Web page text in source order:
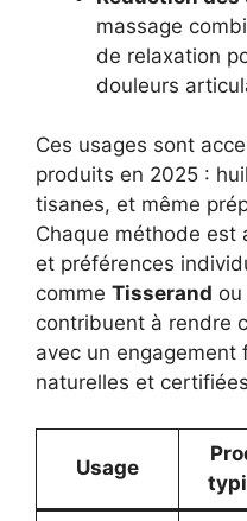
massage
de relaxation
douleurs
Ces usages sont
produits en 2025 :
tisanes, et même
Chaque méthode est
et préférences
comme Tisserand ou
contribuent à rendre
avec un
naturelles et
Usage